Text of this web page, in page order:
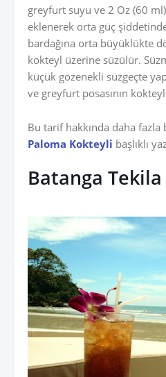
greyfurt suyu ve 2 Oz (60 ml)
eklenerek orta güç
bardağına orta büyüklükte
kokteyl üzerine süzülür.
küçük gözenekli süzgeçte
ve greyfurt posasının
Bu tarif hakkında daha
Paloma Kokteyli başlıklı
Batanga